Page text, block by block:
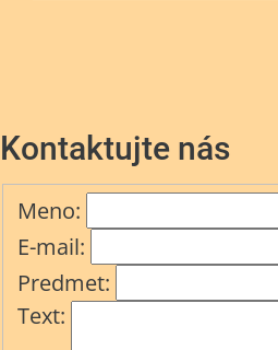
Kontaktujte nás
Meno:
E-mail:
Predmet:
Text: